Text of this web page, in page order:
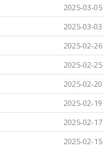
2025-03-05
2025-03-03
2025-02-26
2025-02-25
2025-02-20
2025-02-19
2025-02-17
2025-02-15